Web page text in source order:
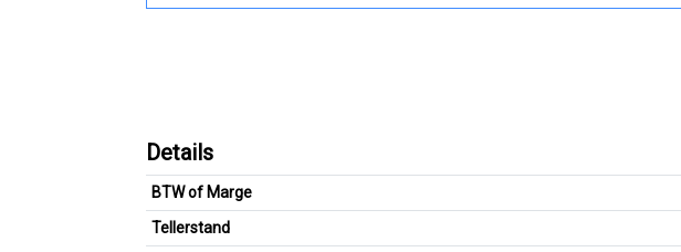
Details
BTW of Marge
Tellerstand